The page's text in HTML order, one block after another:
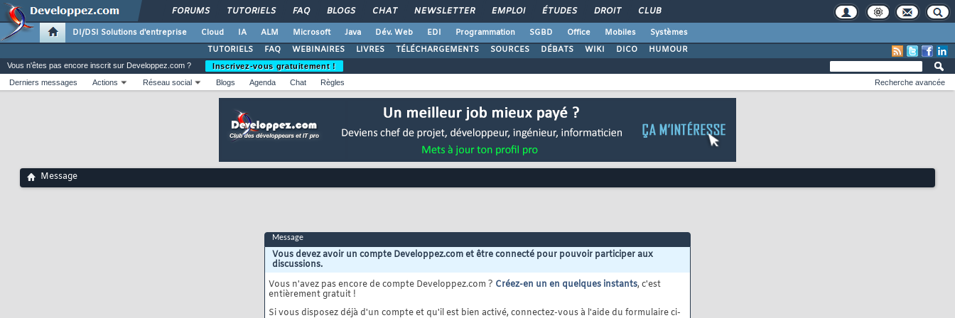
FORUMS TUTORIELS FAQ BLOGS CHAT NEWSLETTER EMPLOI ÉTUDES DROIT CLUB
DI/DSI Solutions d'entreprise Cloud IA ALM Microsoft Java Dév. Web EDI Programmation SGBD Office Mobiles
Systèmes
TUTORIELS
FAQ WEBINAIRES LIVRES TÉLÉCHARGEMENTS SOURCES DÉBATS WIKI DICO HUMOUR
Vous n'êtes pas encore inscrit sur Developpez.com ?
Inscrivez-vous gratuitement !
Derniers messages
Actions Réseau social Blogs Agenda Chat Règles Recherche avancée
Message
Message
Vous devez avoir un compte Developpez.com et être connecté pour pouvoir participer aux
discussions.
Vous n'avez pas encore de compte Developpez.com ? Créez-en un en quelques instants, c'est
entièrement gratuit !
Si vous disposez déjà d'un compte et qu'il est bien activé, connectez-vous à l'aide du formulaire ci-